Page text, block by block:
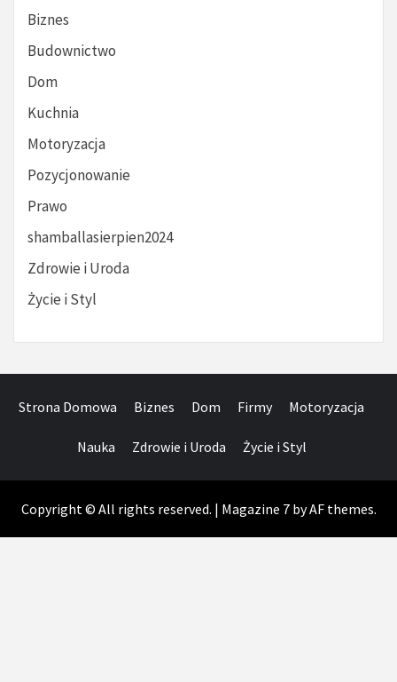
Biznes
Budownictwo
Dom
Kuchnia
Motoryzacja
Pozycjonowanie
Prawo
shamballasierpien2024
Zdrowie i Uroda
Życie i Styl
Strona Domowa Biznes Dom Firmy Motoryzacja
Nauka Zdrowie i Uroda Życie i Styl
Copyright © All rights reserved. | Magazine 7by AF themes.